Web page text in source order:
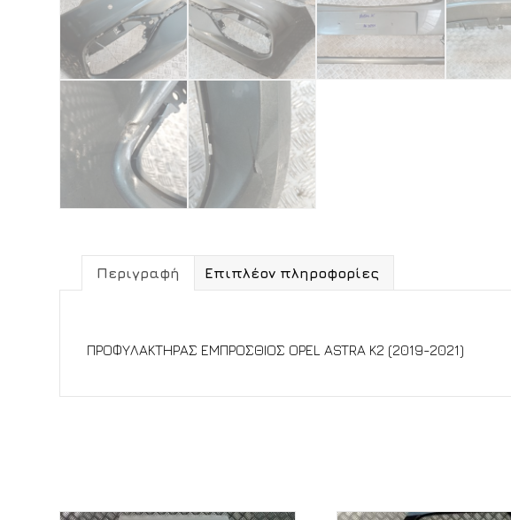
Περιγραφή Επιπλέον πληροφορίες
ΠΡΟΦΥΛΑΚΤΗΡΑΣ ΕΜΠΡΟΣΘΙΟΣ OPEL ASTRA K2 (2019-2021)